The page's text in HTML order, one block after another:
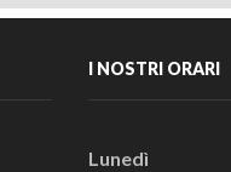
I NOSTRI ORARI
Lunedì